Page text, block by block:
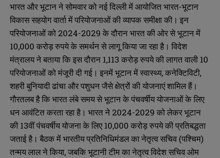
भारत और भूटान ने सोमवार को नई दिल्ली में आयोजित भारत-भूटान
विकास सहयोग वार्ता में परियोजनाओं की व्यापक समीक्षा की। इन
परियोजनाओं को 2024-2029 के दौरान भारत की ओर से भूटान में
10,000 करोड़ रुपये के समर्थन से लागू किया जा रहा है। विदेश
मंत्रालय ने बताया कि इस दौरान 1,113 करोड़ रुपये की लागत वाली 10
परियोजनाओं को मंजूरी दी गई। इनमें भूटान में स्वास्थ्य, कनेक्टिविटी,
शहरी बुनियादी ढांचा और पशुधन जैसे क्षेत्रों की योजनाएं शामिल हैं।
गौरतलब है कि भारत लंबे समय से भूटान के पंचवर्षीय योजनाओं के लिए
धन आवंटित करता रहा है। भारत ने 2024-2029 को लेकर भूटान
की 13वीं पंचवर्षीय योजना के लिए 10,000 करोड़ रुपये की प्रतिबद्धता
जताई है। बैठक में भारतीय प्रतिनिधिमंडल का नेतृत्व सचिव (पश्चिम)
तन्मय लाल ने किया, जबकि भूटानी टीम का नेतृत्व विदेश सचिव ओम